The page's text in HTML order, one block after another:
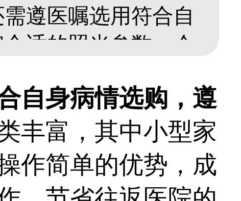
遵医嘱选用符合自
适的照光参数，令
比如308准分子激
高，无毒副作用，
311紫外线光，可治疗
够满足更多患者治
身病情选购，遵
丰富，其中小型家
作简单的优势，成